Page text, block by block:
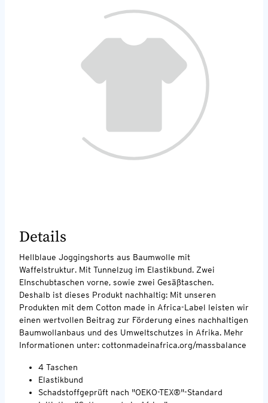
Details
Hellblaue Joggingshorts aus Baumwolle mit
Waffelstruktur. Mit Tunnelzug im Elastikbund. Zwei
EInschubtaschen vorne, sowie zwei Gesäßtaschen.
Deshalb ist dieses Produkt nachhaltig: Mit unseren
Produkten mit dem Cotton made in Africa-Label leisten wir
einen wertvollen Beitrag zur Förderung eines nachhaltigen
Baumwollanbaus und des Umweltschutzes in Afrika. Mehr
Informationen unter: cottonmadeinafrica.org/massbalance
4 Taschen
Elastikbund
Schadstoffgeprüft nach "OEKO-TEX®"-Standard